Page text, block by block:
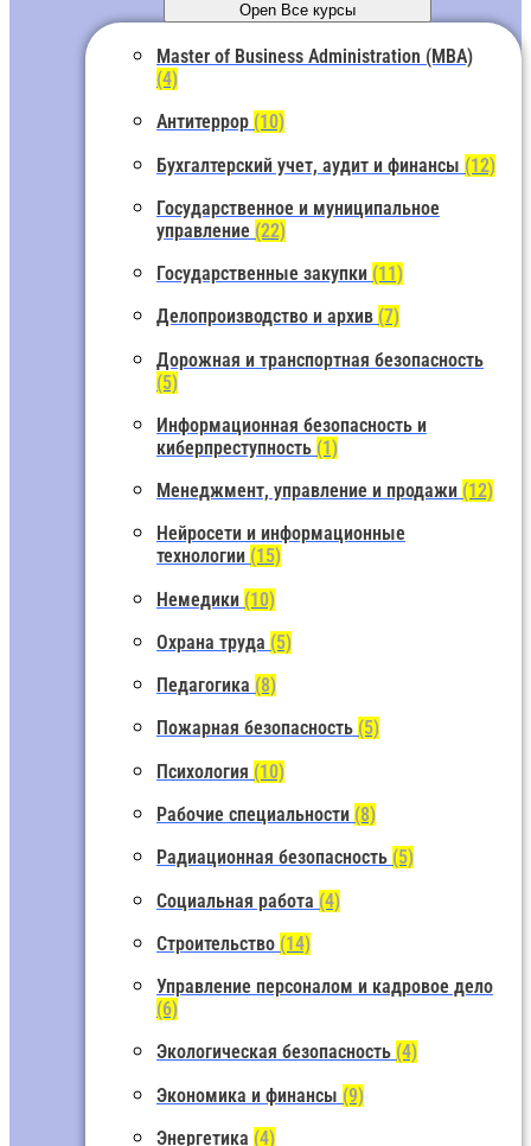
Open Все курсы
Master of Business Administration (MBA)
(4)
Антитеррор (10)
Бухгалтерский учет, аудит и финансы (12)
Государственное и муниципальное
управление (22)
Государственные закупки (11)
Делопроизводство и архив (7)
Дорожная и транспортная безопасность
(5)
Информационная безопасность и
киберпреступность (1)
Менеджмент, управление и продажи (12)
Нейросети и информационные
технологии (15)
Немедики (10)
Охрана труда (5)
Педагогика (8)
Пожарная безопасность (5)
Психология (10)
Рабочие специальности (8)
Радиационная безопасность (5)
Социальная работа (4)
Строительство (14)
Управление персоналом и кадровое дело
(6)
Экологическая безопасность (4)
Экономика и финансы (9)
Энергетика (4)